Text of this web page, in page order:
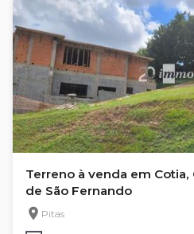
Terreno à venda em Cotia,
de São Fernando
Pitas